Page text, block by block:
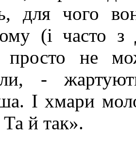
для чого
(і часто з
просто не
-
І хмари
й так».